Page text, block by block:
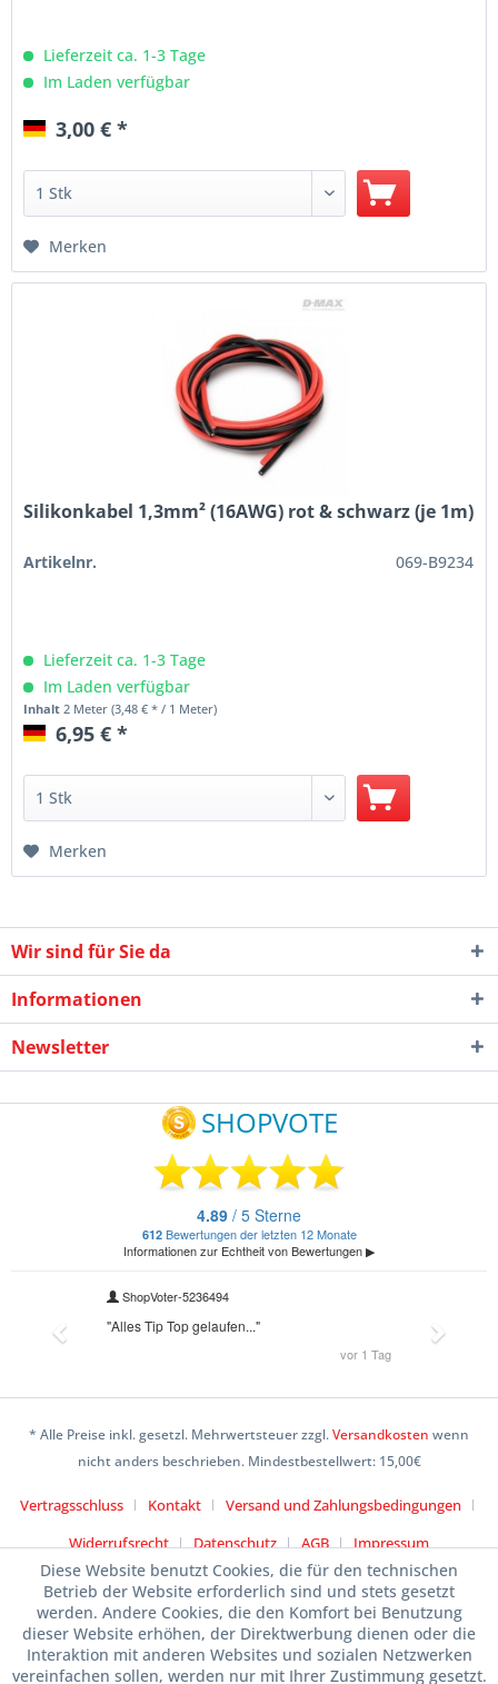
Lieferzeit ca. 1-3 Tage
Im Laden verfügbar
3,00 € *
Merken
Silikonkabel 1,3mm² (16AWG) rot & schwarz (je 1m)
Artikelnr. 069-B9234
Lieferzeit ca. 1-3 Tage
Im Laden verfügbar
Inhalt2 Meter(3,48 € * / 1 Meter)
6,95 € *
Merken
Wir sind für Sie da
Informationen
Newsletter
* Alle Preise inkl. gesetzl. Mehrwertsteuer zzgl.Versandkosten wenn
nicht anders beschrieben. Mindestbestellwert: 15,00€
Vertragsschluss Kontakt
Versand und Zahlungsbedingungen
Widerrufsrecht
Datenschutz AGB Impressum
Diese Website benutzt Cookies, die für den technischen
Betrieb der Website erforderlich sind und stets gesetzt
werden. Andere Cookies, die den Komfort bei Benutzung
dieser Website erhöhen, der Direktwerbung dienen oder die
Interaktion mit anderen Websites und sozialen Netzwerken
vereinfachen sollen, werden nur mit Ihrer Zustimmung gesetzt.